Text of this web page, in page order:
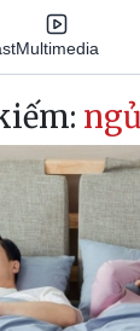
Multimedia